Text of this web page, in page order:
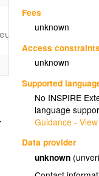
Fees
unknown
Access
unknown
Supported
No INSPIRE
language
Guidance -
Data provider
unknown